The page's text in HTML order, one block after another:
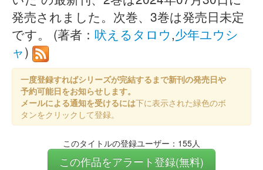
発売されました。次巻、3巻は発売日未定
です。 (著者： 吠えるタロウ,少年ユウシ
ャ)
一度登録すればシリーズが完結するまで新刊の発売日や
予約可能日をお知らせします。
メールによる通知を受けるには下に表示された緑色のボ
タンをクリックして登録。
このタイトルの登録ユーザー：155人
この作品をアラート登録(無料)